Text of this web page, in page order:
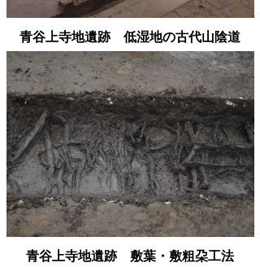
青谷上寺地遺跡 低湿地の古代山陰道
青谷上寺地遺跡 敷葉・敷粗朶工法